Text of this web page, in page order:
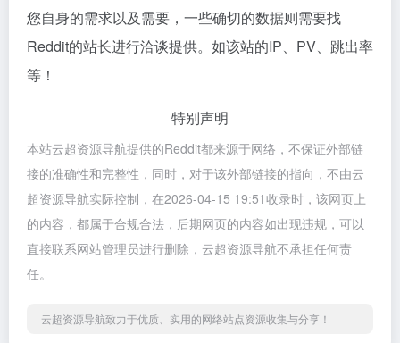
您自身的需求以及需要，一些确切的数据则需要找
Reddit的站长进行洽谈提供。如该站的IP、PV、跳出率
等！
特别声明
本站云超资源导航提供的Reddit都来源于网络，不保证外部链
接的准确性和完整性，同时，对于该外部链接的指向，不由云
超资源导航实际控制，在2026-04-15 19:51收录时，该网页上
的内容，都属于合规合法，后期网页的内容如出现违规，可以
直接联系网站管理员进行删除，云超资源导航不承担任何责
任。
云超资源导航致力于优质、实用的网络站点资源收集与分享！